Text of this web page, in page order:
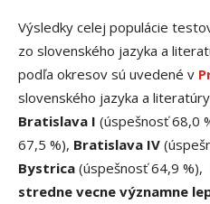
Výsledky celej populácie
zo slovenského jazyka a
podľa okresov sú uvedené v
slovenského jazyka a
Bratislava I (úspešnosť 68,0
67,5 %), Bratislava IV
Bystrica (úspešnosť 64,9
stredne vecne významne